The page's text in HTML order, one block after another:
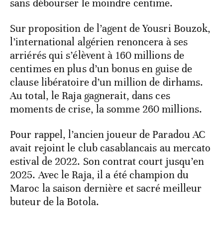
sans débourser le moindre centime.
Sur proposition de l’agent de Yousri Bouzok,
l’international algérien renoncera à ses
arriérés qui s’élèvent à 160 millions de
centimes en plus d’un bonus en guise de
clause libératoire d’un million de dirhams.
Au total, le Raja gagnerait, dans ces
moments de crise, la somme 260 millions.
Pour rappel, l’ancien joueur de Paradou AC
avait rejoint le club casablancais au mercato
estival de 2022. Son contrat court jusqu’en
2025. Avec le Raja, il a été champion du
Maroc la saison dernière et sacré meilleur
buteur de la Botola.